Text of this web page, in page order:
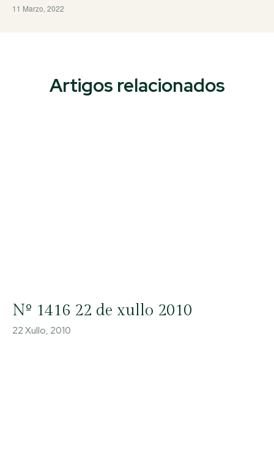
11 Marzo, 2022
Artigos relacionados
Nº 1416 22 de xullo 2010
22 Xullo, 2010